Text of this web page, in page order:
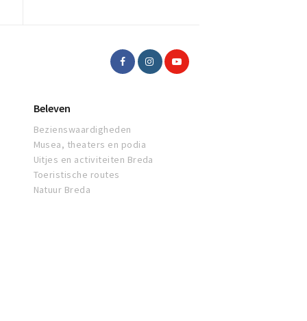
Beleven
Bezienswaardigheden
Musea, theaters en podia
Uitjes en activiteiten Breda
Toeristische routes
Natuur Breda